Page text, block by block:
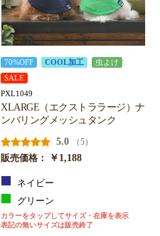
70%OFF COOL加工
虫よけ
SALE
PXL1049
XLARGE（エクストララージ）ナ
ンバリングメッシュタンク
5.0
（5）
販売価格：
￥1,188
ネイビー
グリーン
カラーをタップしてサイズ・在庫を表示
表記の無いサイズは販売終了